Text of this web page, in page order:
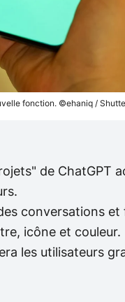
fonction. ©ehaniq /
de ChatGPT
conversations et
icône et couleur.
les utilisateurs